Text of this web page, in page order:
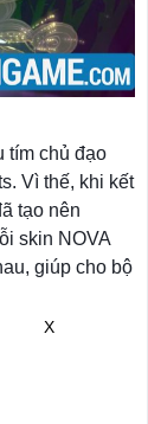
tím chủ đạo
Vì thế, khi kết
tạo nên
skin NOVA
giúp cho bộ
X